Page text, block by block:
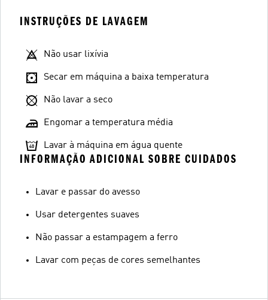
INSTRUÇÕES DE LAVAGEM
Não usar lixívia
Secar em máquina a baixa temperatura
Não lavar a seco
Engomar a temperatura média
Lavar à máquina em água quente
INFORMAÇÃO ADICIONAL SOBRE CUIDADOS
Lavar e passar do avesso
Usar detergentes suaves
Não passar a estampagem a ferro
Lavar com peças de cores semelhantes